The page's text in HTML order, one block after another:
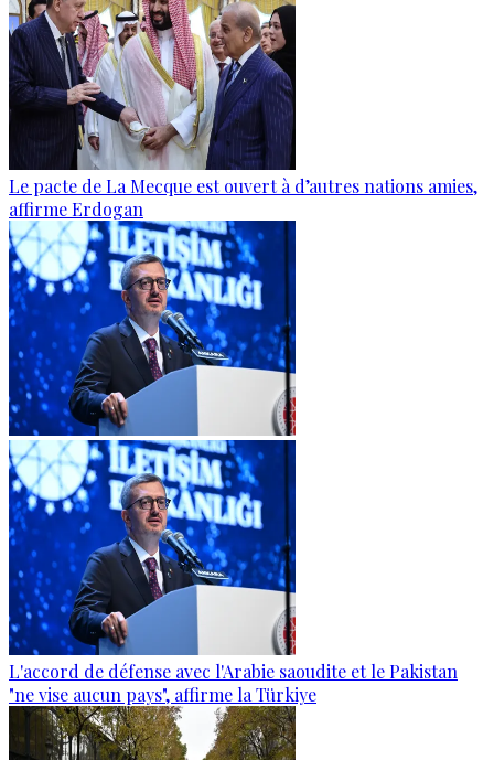
Le pacte de La Mecque est ouvert à d’autres nations amies,
affirme Erdogan
L'accord de défense avec l'Arabie saoudite et le Pakistan
"ne vise aucun pays", affirme la Türkiye